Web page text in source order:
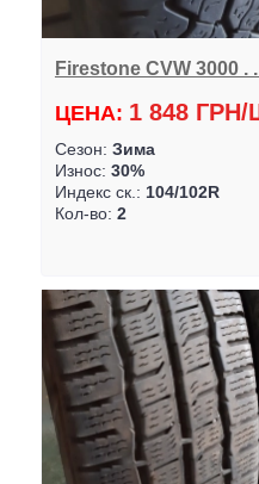
Firestone CVW 3000 .
ЦЕНА: 1 848
Сезон: Зима
Износ: 30%
Индекс ск.: 104/102R
Кол-во: 2